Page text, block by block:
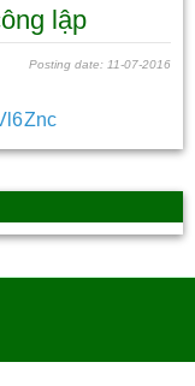
lập
Posting date: 11-07-2016